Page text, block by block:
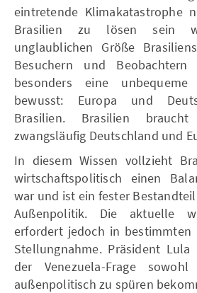
eintretende Klimakatastrophe
Brasilien zu lösen sein
unglaublichen Größe
Besuchern und
besonders eine unbequeme
bewusst: Europa und
Brasilien. Brasilien
zwangsläufig Deutschland und
In diesem Wissen vollzieht
wirtschaftspolitisch einen
war und ist ein fester
Außenpolitik. Die aktuelle
erfordert jedoch in bestimmten
Stellungnahme. Präsident
der Venezuela-Frage
außenpolitisch zu spüren